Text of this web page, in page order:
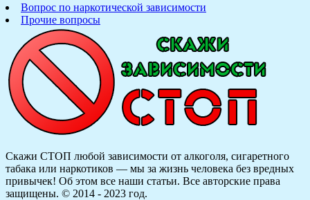
Вопрос по наркотической зависимости
Прочие вопросы
Скажи СТОП любой зависимости от алкоголя, сигаретного
табака или наркотиков — мы за жизнь человека без вредных
привычек! Об этом все наши статьи. Все авторские права
защищены. © 2014 - 2023 год.